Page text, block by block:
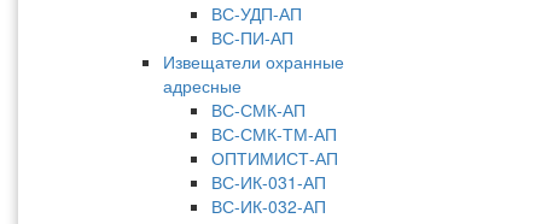
ВС-УДП-АП
ВС-ПИ-АП
Извещатели охранные
адресные
ВС-СМК-АП
ВС-СМК-ТМ-АП
ОПТИМИСТ-АП
ВС-ИК-031-АП
ВС-ИК-032-АП